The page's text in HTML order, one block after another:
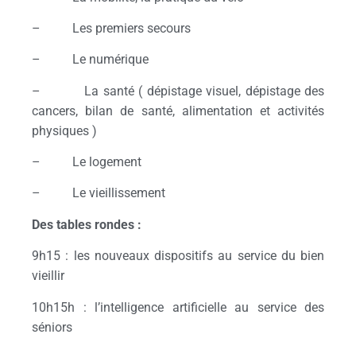
– Les premiers secours
– Le numérique
– La santé ( dépistage visuel, dépistage des
cancers, bilan de santé, alimentation et activités
physiques )
– Le logement
– Le vieillissement
Des tables rondes :
9h15 : les nouveaux dispositifs au service du bien
vieillir
10h15h : l’intelligence artificielle au service des
séniors